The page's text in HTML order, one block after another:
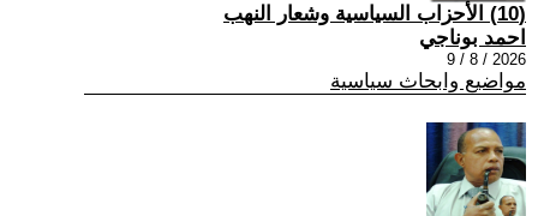
(10) الأحزاب السياسية وشعار النهب
احمد بوناجي
2026 / 8 / 9
مواضيع وابحاث سياسية